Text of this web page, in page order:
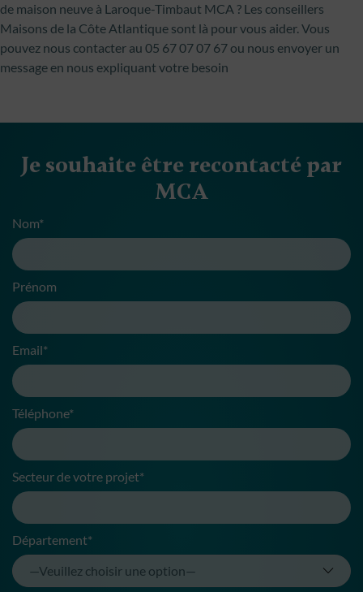
de maison neuve à Laroque-Timbaut MCA ? Les conseillers
Maisons de la Côte Atlantique sont là pour vous aider. Vous
pouvez nous contacter au 05 67 07 07 67 ou nous envoyer un
message en nous expliquant votre besoin
Je souhaite être recontacté par
MCA
Nom*
Prénom
Email*
Téléphone*
Secteur de votre projet*
Département*